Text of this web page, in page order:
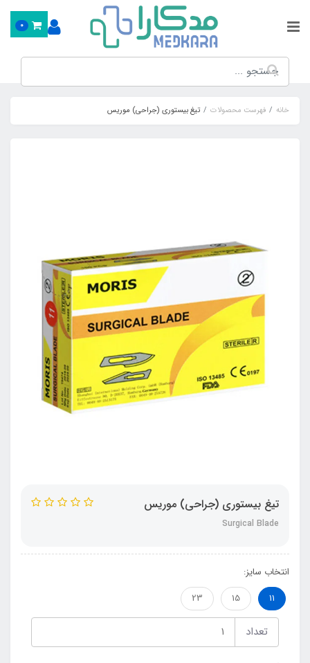
0
خانه فهرست محصولات تیغ بیستوری (جراحی) موریس
تیغ بیستوری (جراحی) موریس
Surgical Blade
انتخاب سایز:
11
15
23
تعداد